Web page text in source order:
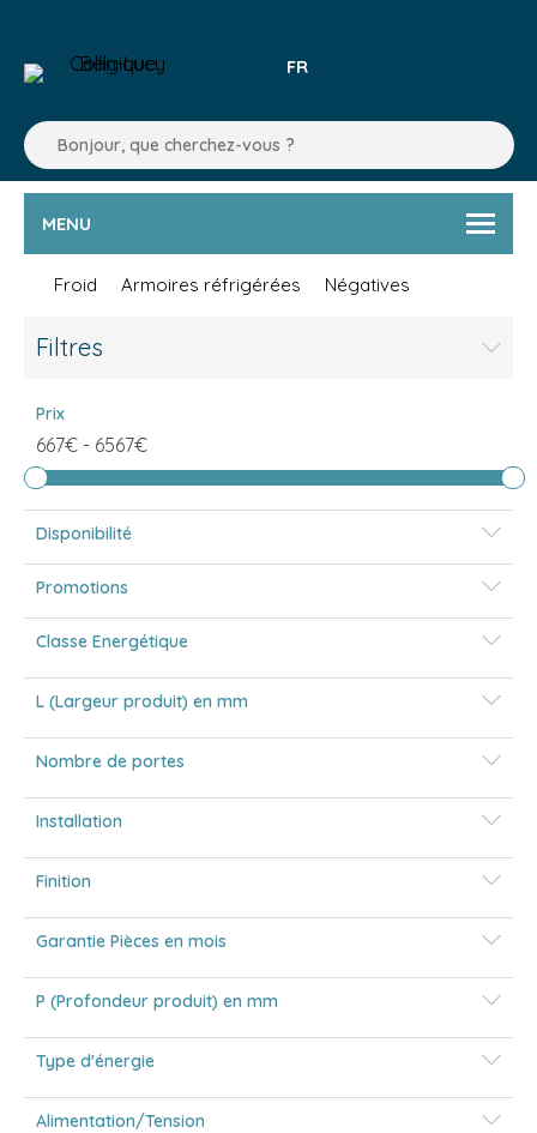
FR
MENU
Froid Armoires réfrigérées Négatives
Filtres
Prix
667€ - 6567€
Disponibilité
Promotions
Classe Energétique
L (Largeur produit) en mm
Nombre de portes
Installation
Finition
Garantie Pièces en mois
P (Profondeur produit) en mm
Type d'énergie
Alimentation/Tension